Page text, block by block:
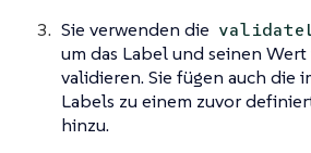
Sie verwenden die
um das Label und seinen Wert
validieren. Sie fügen auch die
Labels zu einem zuvor
hinzu.